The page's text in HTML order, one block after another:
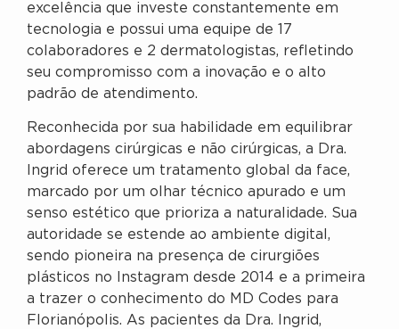
excelência que investe constantemente em
tecnologia e possui uma equipe de 17
colaboradores e 2 dermatologistas, refletindo
seu compromisso com a inovação e o alto
padrão de atendimento.
Reconhecida por sua habilidade em equilibrar
abordagens cirúrgicas e não cirúrgicas, a Dra.
Ingrid oferece um tratamento global da face,
marcado por um olhar técnico apurado e um
senso estético que prioriza a naturalidade. Sua
autoridade se estende ao ambiente digital,
sendo pioneira na presença de cirurgiões
plásticos no Instagram desde 2014 e a primeira
a trazer o conhecimento do MD Codes para
Florianópolis. As pacientes da Dra. Ingrid,